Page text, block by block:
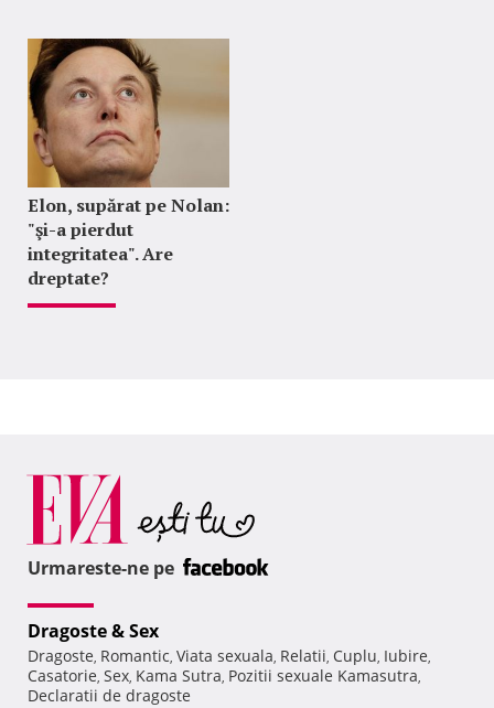
Elon, supărat pe Nolan:
"şi-a pierdut
integritatea". Are
dreptate?
Urmareste-ne pe
Dragoste & Sex
Dragoste, Romantic, Viata sexuala, Relatii, Cuplu, Iubire,
Casatorie, Sex, Kama Sutra, Pozitii sexuale Kamasutra,
Declaratii de dragoste